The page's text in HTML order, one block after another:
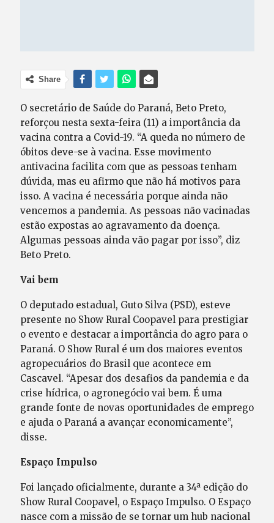
Share
O secretário de Saúde do Paraná, Beto Preto,
reforçou nesta sexta-feira (11) a importância da
vacina contra a Covid-19. “A queda no número de
óbitos deve-se à vacina. Esse movimento
antivacina facilita com que as pessoas tenham
dúvida, mas eu afirmo que não há motivos para
isso. A vacina é necessária porque ainda não
vencemos a pandemia. As pessoas não vacinadas
estão expostas ao agravamento da doença.
Algumas pessoas ainda vão pagar por isso”, diz
Beto Preto.
Vai bem
O deputado estadual, Guto Silva (PSD), esteve
presente no Show Rural Coopavel para prestigiar
o evento e destacar a importância do agro para o
Paraná. O Show Rural é um dos maiores eventos
agropecuários do Brasil que acontece em
Cascavel. “Apesar dos desafios da pandemia e da
crise hídrica, o agronegócio vai bem. É uma
grande fonte de novas oportunidades de emprego
e ajuda o Paraná a avançar economicamente”,
disse.
Espaço Impulso
Foi lançado oficialmente, durante a 34ª edição do
Show Rural Coopavel, o Espaço Impulso. O Espaço
nasce com a missão de se tornar um hub nacional